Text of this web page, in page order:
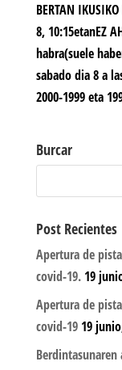
BERTAN
8, 10:15etanEZ
habra(suele
sabado dia 8 a
2000-1999 eta
Burcar
Post Recientes
Apertura de
covid-19. 19
Apertura de
covid-19 19